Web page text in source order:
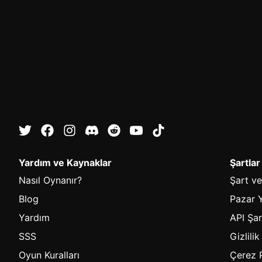
Yardım ve Kaynaklar
Nasıl Oynanır?
Blog
Yardım
SSS
Oyun Kuralları
Şart
Pazar
API
Gizlilik
Çerez